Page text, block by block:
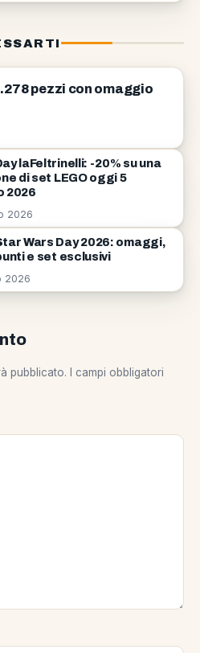
pezzi con omaggio
laFeltrinelli: -20% su una
di set LEGO oggi 5
2026
2026
Wars Day 2026: omaggi,
e set esclusivi
2026
pubblicato.
I campi obbligatori